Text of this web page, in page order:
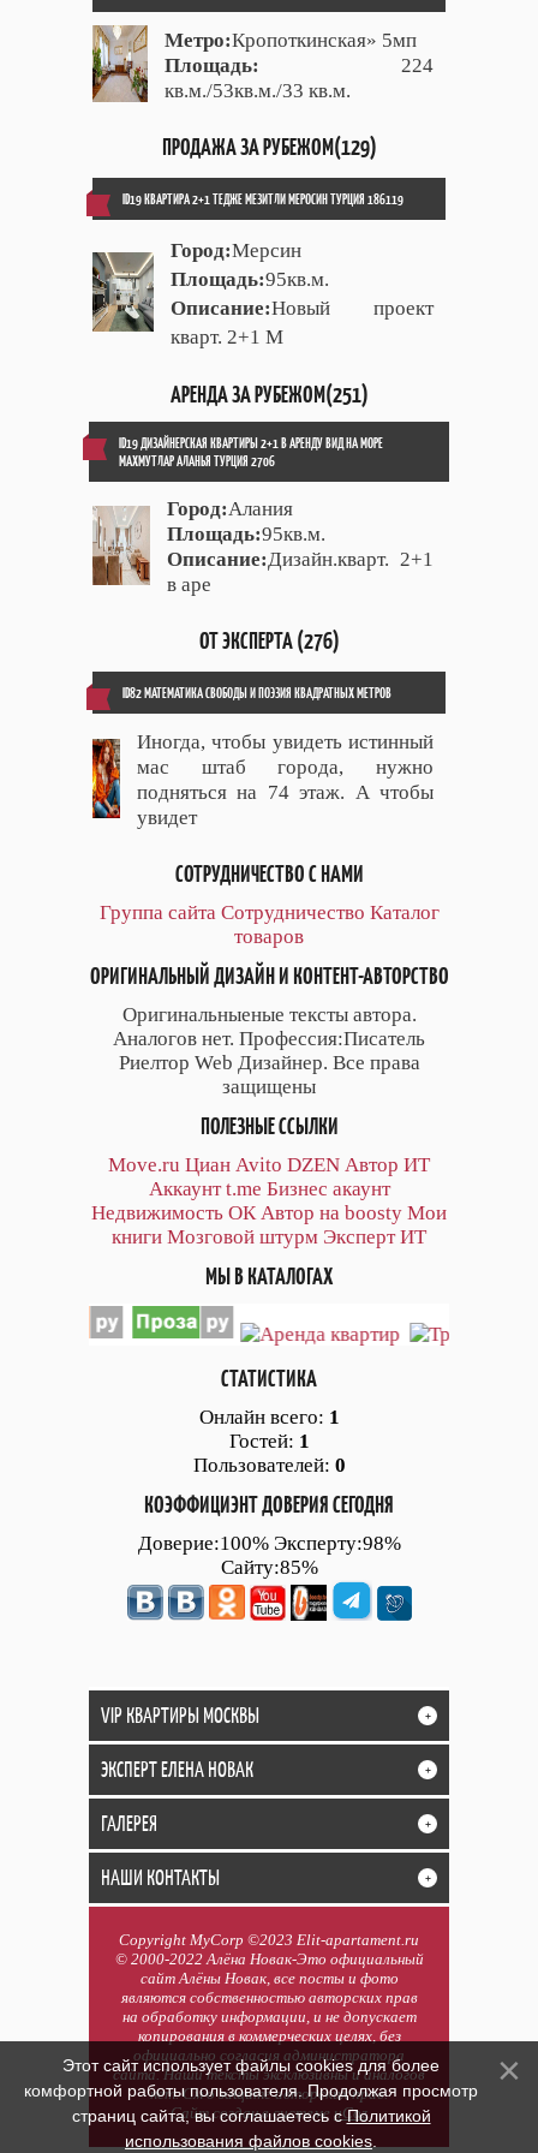
Метро:Кропоткинская» 5мп
Площадь:
224
кв.м./53кв.м./33 кв.м.
ПРОДАЖА ЗА РУБЕЖОМ(129)
ID19 КВАРТИРА 2+1 ТЕДЖЕ МЕЗИТЛИ МЕРОСИН ТУРЦИЯ 186119
Город:Мерсин
Площадь:95кв.м.
Описание:Новый проект
кварт. 2+1 М
АРЕНДА ЗА РУБЕЖОМ(251)
ID19 ДИЗАЙНЕРСКАЯ КВАРТИРЫ 2+1 В АРЕНДУ ВИД НА МОРЕ
МАХМУТЛАР АЛАНЬЯ ТУРЦИЯ 2706
Город:Алания
Площадь:95кв.м.
Описание:Дизайн.кварт. 2+1
в аре
ОТ ЭКСПЕРТА (276)
ID82 МАТЕМАТИКА СВОБОДЫ И ПОЭЗИЯ КВАДРАТНЫХ МЕТРОВ
Иногда, чтобы увидеть истинный
мас штаб города, нужно
подняться на 74 этаж. А чтобы
увидет
СОТРУДНИЧЕСТВО С НАМИ
Группа сайта Сотрудничество Каталог
товаров
ОРИГИНАЛЬНЫЙ ДИЗАЙН И КОНТЕНТ-АВТОРСТВО
Оригинальныеные тексты автора.
Аналогов нет. Профессия:Писатель
Риелтор Web Дизайнер. Все права
защищены
ПОЛЕЗНЫЕ ССЫЛКИ
Move.ru Циан Avito DZEN Автор ИТ
Аккаунт t.me Бизнес акаунт
Недвижимость ОК Автор на boosty Мои
книги Мозговой штурм Эксперт ИТ
МЫ В КАТАЛОГАХ
СТАТИСТИКА
Онлайн всего: 1
Гостей: 1
Пользователей: 0
КОЭФФИЦИЭНТ ДОВЕРИЯ СЕГОДНЯ
Доверие:100% Эксперту:98%
Сайту:85%
VIP КВАРТИРЫ МОСКВЫ +
ЭКСПЕРТ ЕЛЕНА НОВАК +
ГАЛЕРЕЯ +
НАШИ КОНТАКТЫ +
Copyright MyCorp ©2023 Elit-apartament.ru
© 2000-2022 Алёна Новак-Это официальный
сайт Алёны Новак, все посты и фото
являются собственностью авторских прав
на обработку информации, и не допускает
копирования в коммерческих целях, без
официально согласия администратора
сайта. Наши тексты эксклюзивны и аналогов
нет. См о защите авторских прав.
Сайт создан в системе uCoz
Этот сайт использует файлы cookies для более
комфортной работы пользователя. Продолжая просмотр
страниц сайта, вы соглашаетесь сПолитикой
использования файлов cookies